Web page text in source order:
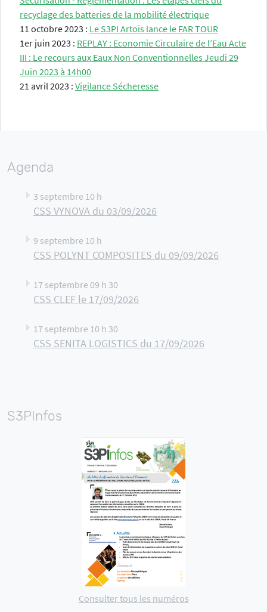
recyclage des batteries de la mobilité électrique
11 octobre 2023 : Le S3PI Artois lance le FAR TOUR
1er juin 2023 : REPLAY : Economie Circulaire de l’Eau Acte
III : Le recours aux Eaux Non Conventionnelles Jeudi 29
Juin 2023 à 14h00
21 avril 2023 : Vigilance Sécheresse
Agenda
3 septembre 10 h
CSS VYNOVA du 03/09/2026
9 septembre 10 h
CSS POLYNT COMPOSITES du 09/09/2026
17 septembre 09 h 30
CSS CLEF le 17/09/2026
17 septembre 10 h 30
CSS SENITA LOGISTICS du 17/09/2026
S3PInfos
Consulter tous les numéros